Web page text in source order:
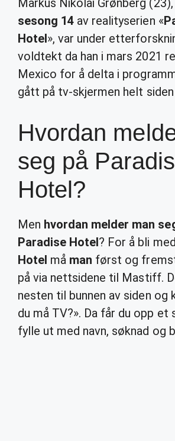
Markus Nikolai Grønberg
sesong 14 av realityserien «
Hotel», var under
voldtekt da han i mars 2021
Mexico for å delta i
gått på tv-skjermen helt siden
Hvordan
seg på
Hotel?
Men hvordan melder man
Paradise Hotel? For å bli
Hotel må man først og
på via nettsidene til Mastiff.
nesten til bunnen av siden og
du må TV?». Da får du opp et
fylle ut med navn, søknad og